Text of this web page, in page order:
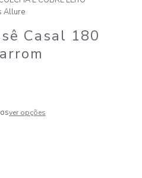
Allure
Casal 180
ver opções